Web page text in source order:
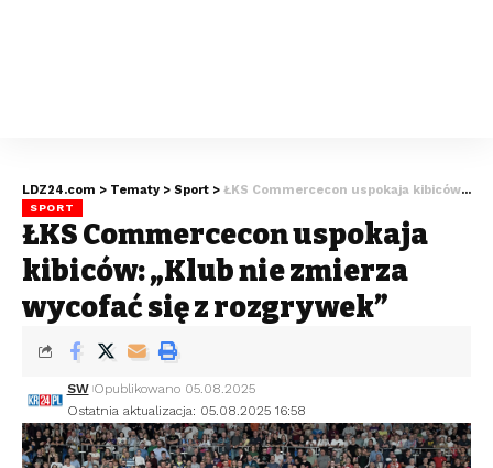
LDZ24.com > Tematy > Sport > ŁKS Commercecon uspokaja kibiców: „Klub nie zmierza wycofać się z rozgrywek”
SPORT
ŁKS Commercecon uspokaja
kibiców: „Klub nie zmierza
wycofać się z rozgrywek”
Ostatnia aktualizacja: 05.08.2025 16:58
SW Opublikowano 05.08.2025